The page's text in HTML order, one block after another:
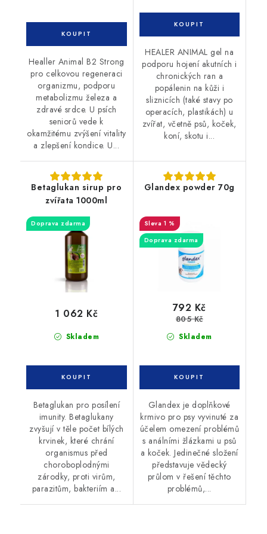
Healler Animal B2 Strong
pro celkovou regeneraci
organizmu, podporu
metabolizmu železa a
zdravé srdce. U psích
seniorů vede k
okamžitému zvýšení vitality
a zlepšení kondice. U...
HEALER ANIMAL gel na
podporu hojení akutních i
chronických ran a
popálenin na kůži i
sliznicích (také stavy po
operacích, plastikách) u
zvířat, včetně psů, koček,
koní, skotu i...
Betaglukan sirup pro
zvířata 1000ml
Doprava zdarma
Skladem
1 062 Kč
Betaglukan pro posílení
imunity. Betaglukany
zvyšují v těle počet bílých
krvinek, které chrání
organismus před
choroboplodnými
zárodky, proti virům,
parazitům, bakteriím a...
Glandex powder 70g
1 %
Doprava zdarma
Skladem
792 Kč
805 Kč
Glandex je doplňkové
krmivo pro psy vyvinuté za
účelem omezení problémů
s análními žlázkami u psů
a koček. Jedinečné složení
představuje vědecký
průlom v řešení těchto
problémů,...